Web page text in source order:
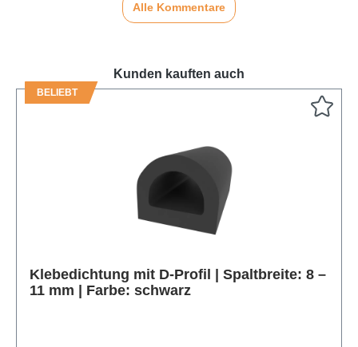
Alle Kommentare
Kunden kauften auch
BELIEBT
Klebedichtung mit D-Profil | Spaltbreite: 8 –
11 mm | Farbe: schwarz